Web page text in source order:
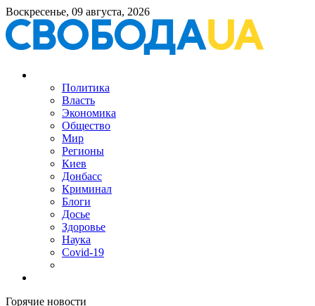
Воскресенье, 09 августа, 2026
Политика
Власть
Экономика
Общество
Мир
Регионы
Киев
Донбасс
Криминал
Блоги
Досье
Здоровье
Наука
Covid-19
Горячие новости